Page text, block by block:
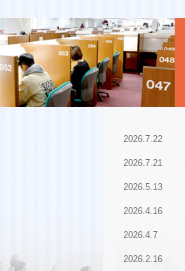
2026.7.22
2026.7.21
2026.5.13
2026.4.16
2026.4.7
2026.2.16